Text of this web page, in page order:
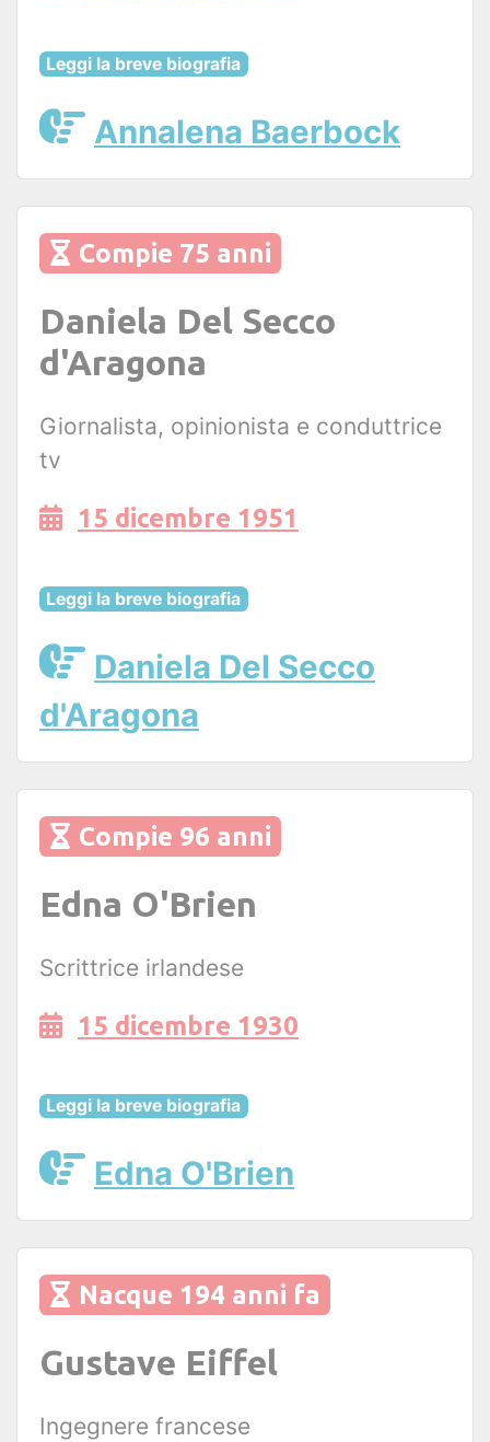
Leggi la breve biografia
Annalena Baerbock
Compie 75 anni
Daniela Del Secco
d'Aragona
Giornalista, opinionista e conduttrice
tv
15 dicembre 1951
Leggi la breve biografia
Daniela Del Secco
d'Aragona
Compie 96 anni
Edna O'Brien
Scrittrice irlandese
15 dicembre 1930
Leggi la breve biografia
Edna O'Brien
Nacque 194 anni fa
Gustave Eiffel
Ingegnere francese